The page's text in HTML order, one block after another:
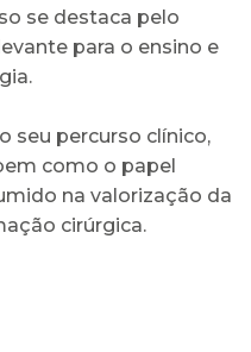
se destaca pelo
para o ensino e
seu percurso clínico,
como o papel
na valorização da
cirúrgica.